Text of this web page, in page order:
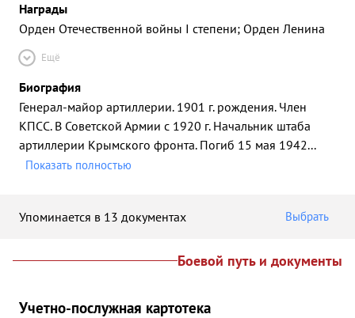
Награды
Орден Отечественной войны I степени; Орден Ленина
Ещё
Биография
Генерал-майор артиллерии. 1901 г. рождения. Член
КПСС. В Советской Армии с 1920 г. Начальник штаба
артиллерии Крымского фронта. Погиб 15 мая 1942...
Показать полностью
Упоминается в 13 документах Выбрать
Боевой путь и документы
Учетно-послужная картотека